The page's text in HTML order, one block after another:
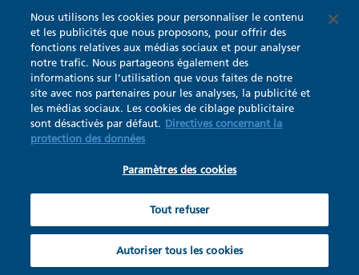
Nous utilisons les cookies pour personnaliser le contenu
et les publicités que nous proposons, pour offrir des
fonctions relatives aux médias sociaux et pour analyser
notre trafic. Nous partageons également des
informations sur l’utilisation que vous faites de notre
site avec nos partenaires pour les analyses, la publicité et
les médias sociaux. Les cookies de ciblage publicitaire
sont désactivés par défaut. Directives concernant la
protection des données
Paramètres des cookies
Tout refuser
Autoriser tous les cookies